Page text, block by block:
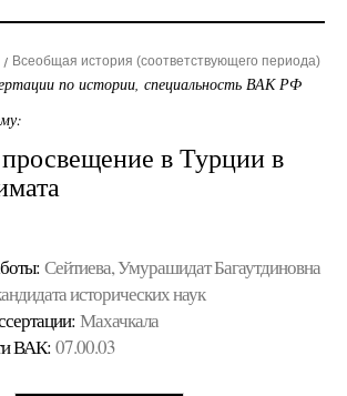
Всеобщая история (соответствующего периода)
по истории, специальность ВАК РФ
в Турции в
Сейтиева, Умурашидат Багаутдиновна
исторических наук
Махачкала
ВАК: 07.00.03